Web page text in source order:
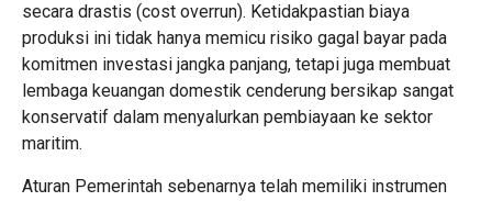
secara drastis (cost overrun). Ketidakpastian biaya
produksi ini tidak hanya memicu risiko gagal bayar pada
komitmen investasi jangka panjang, tetapi juga membuat
lembaga keuangan domestik cenderung bersikap sangat
konservatif dalam menyalurkan pembiayaan ke sektor
maritim.
Aturan Pemerintah sebenarnya telah memiliki instrumen